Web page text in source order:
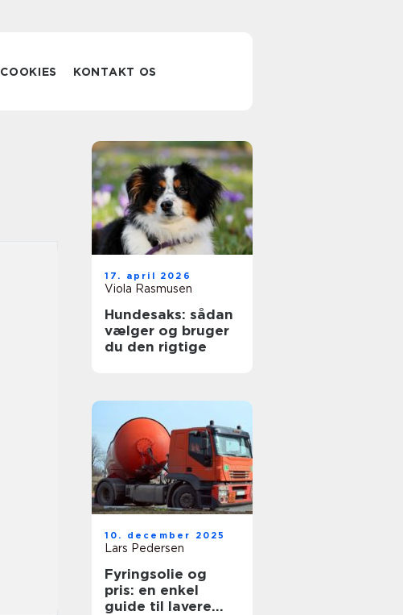
COOKIES KONTAKT OS
17. april 2026
Viola Rasmusen
Hundesaks: sådan
vælger og bruger
du den rigtige
10. december 2025
Lars Pedersen
Fyringsolie og
pris: en enkel
guide til lavere